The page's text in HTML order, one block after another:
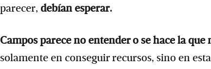
parecer, debían esperar.
Campos parece no entender o se hace la que
solamente en conseguir recursos, sino en